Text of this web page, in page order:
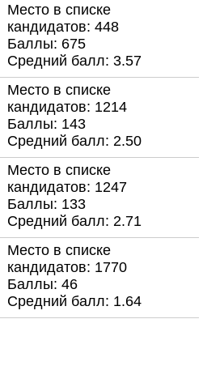
Место в списке
кандидатов: 448
Баллы: 675
Средний балл: 3.57
Место в списке
кандидатов: 1214
Баллы: 143
Средний балл: 2.50
Место в списке
кандидатов: 1247
Баллы: 133
Средний балл: 2.71
Место в списке
кандидатов: 1770
Баллы: 46
Средний балл: 1.64